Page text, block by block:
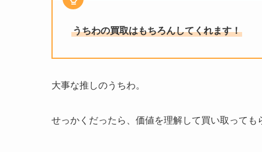
うちわの買取はもちろんしてくれます！
大事な推しのうちわ。
せっかくだったら、価値を理解して買い取っても